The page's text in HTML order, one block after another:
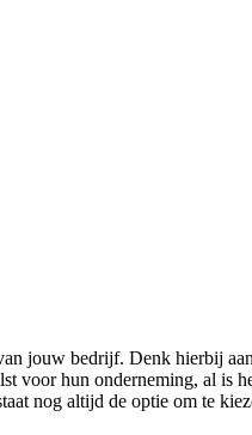
jouw bedrijf. Denk hierbij
voor hun onderneming, al is
nog altijd de optie om te